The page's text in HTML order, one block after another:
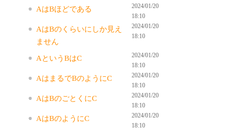
AはBほどである
2024/01/20
18:10
AはBのくらいにしか見え
ません
2024/01/20
18:10
AというBはC
2024/01/20
18:10
AはまるでBのようにC
2024/01/20
18:10
AはBのごとくにC
2024/01/20
18:10
AはBのようにC
2024/01/20
18:10